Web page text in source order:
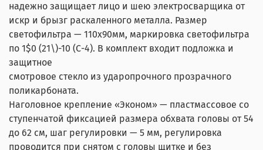
надежно защищает лицо и шею электросварщика от
искр и брызг раскаленного металла. Размер
светофильтра — 110х90мм, маркировка светофильтра
по 1$0 (21\)-10 (С-4). В комплект входит подложка и
защитное
смотровое стекло из ударопрочного прозрачного
поликарбоната.
Наголовное крепление «Эконом» — пластмассовое со
ступенчатой фиксацией размера обхвата головы от 54
до 62 см, шаг регулировки — 5 мм, регулировка
проводится при снятом с головы щитке и без